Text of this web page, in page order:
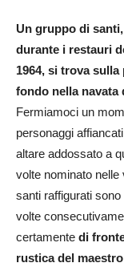
Un gruppo di
durante i restauri
1964, si trova sulla
fondo nella navata
Fermiamoci un
personaggi
altare addossato a
volte nominato nelle
santi raffigurati
volte
certamente di
rustica del